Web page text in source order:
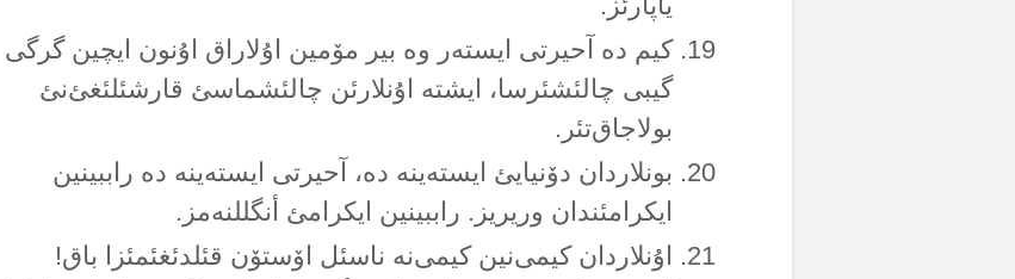
کیم دە آحیرتی ایستەر وە بیر مۆمین اۇلاراق اۇنون ایچین گرگی
گیبی چالئشئرسا، ایشتە اۇنلارئن چالئشماسئ قارشئلئغئ‌نئ
بولاجاق‌تئر.
بونلاردان دۆنیایئ ایستەینە دە، آحیرتی ایستەینە دە راببینین
ایکرامئندان وریریز. راببینین ایکرامئ أنگللنەمز.
اۇنلاردان کیمی‌نین کیمی‌نە ناسئل اۆستۆن قئلدئغئمئزا باق!